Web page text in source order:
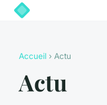
Accueil › Actu
Actu